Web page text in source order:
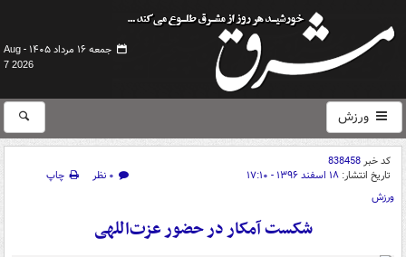
جمعه ۱۶ مرداد ۱۴۰۵ -
Aug
7 2026
ورزش
کد خبر838458
تاریخ انتشار: ۱۸ اسفند ۱۳۹۶ - ۱۷:۱۰ ۰ نظر
چاپ
ورزش
شکست آمکار در حضور عزت‌اللهی